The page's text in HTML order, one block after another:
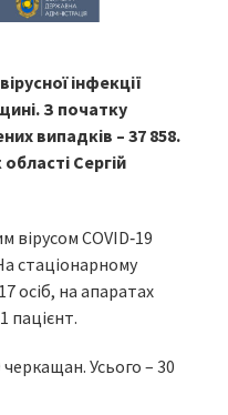
інфекції
З початку
випадків – 37 858.
Сергій
COVID‑19
стаціонарному
осіб, на апаратах
пацієнт.
Усього – 30